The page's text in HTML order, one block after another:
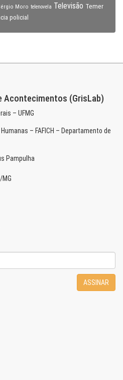
Moro telenovela Televisão Temer
policial
Acontecimentos (GrisLab)
– UFMG
– FAFICH – Departamento de
Pampulha
ASSINAR